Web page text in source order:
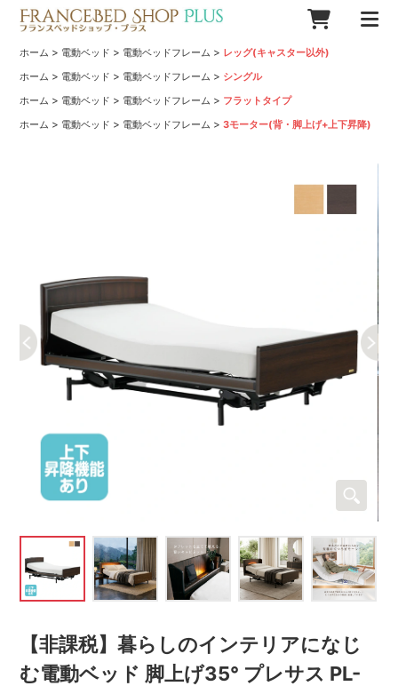
ホーム > 電動ベッド > 電動ベッドフレーム > レッグ(キャスター以外)
ホーム > 電動ベッド > 電動ベッドフレーム > シングル
ホーム > 電動ベッド > 電動ベッドフレーム > フラットタイプ
ホーム > 電動ベッド > 電動ベッドフレーム >3モーター(背・脚上げ+上下昇降)
【非課税】暮らしのインテリアになじ
む電動ベッド 脚上げ35° プレサス PL-